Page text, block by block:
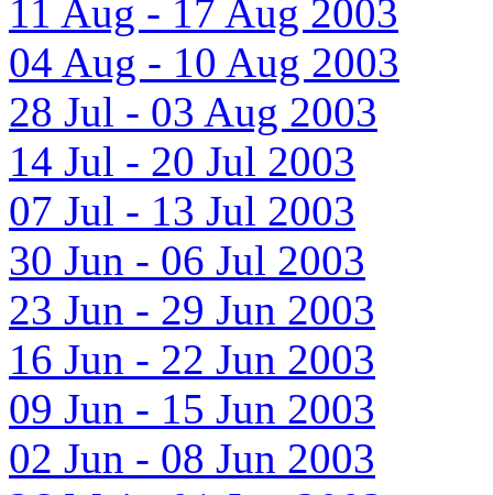
11 Aug - 17 Aug 2003
04 Aug - 10 Aug 2003
28 Jul - 03 Aug 2003
14 Jul - 20 Jul 2003
07 Jul - 13 Jul 2003
30 Jun - 06 Jul 2003
23 Jun - 29 Jun 2003
16 Jun - 22 Jun 2003
09 Jun - 15 Jun 2003
02 Jun - 08 Jun 2003